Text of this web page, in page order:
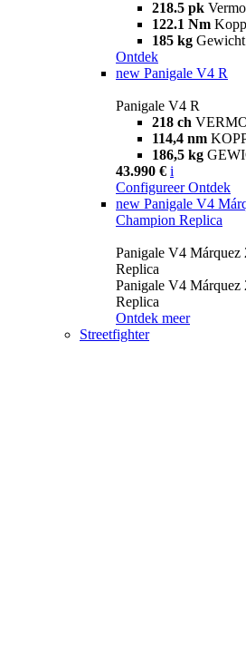
218.5 pk
122.1 Nm
185 kg Gewicht
Ontdek
new Panigale V4 R
Panigale V4 R
218 ch
114,4 nm
186,5 kg
43.990 € i
Configureer Ontdek
new Panigale V4
Champion Replica
Panigale V4
Replica
Panigale V4
Replica
Ontdek meer
Streetfighter